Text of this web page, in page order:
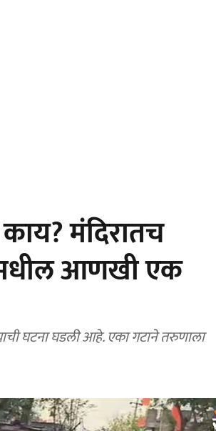
मंदिरातच
आणखी एक
घटना घडली आहे. एका गटाने तरुणाला